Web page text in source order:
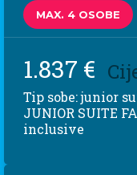
MAX. 4 OSOBE
1.837 €
Tip sobe: junior
JUNIOR SUITE
inclusive